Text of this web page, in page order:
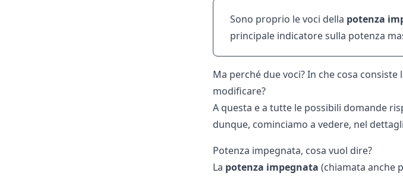
Sono proprio le voci della potenza
principale indicatore sulla potenza
Ma perché due voci? In che cosa
modificare?
A questa e a tutte le possibili domande
dunque, cominciamo a vedere, nel
Potenza impegnata, cosa vuol dire?
La potenza impegnata (chiamata anche